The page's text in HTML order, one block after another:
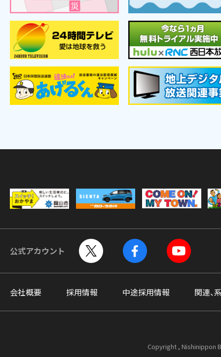
公式アカウント
会社概要 採用情報 中途採用情報 関連、
Copyright , Nishinippon